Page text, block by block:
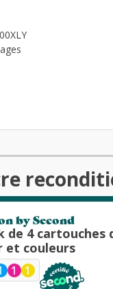
by Second
cartouches d'encre Canon by
et couleurs
1 1